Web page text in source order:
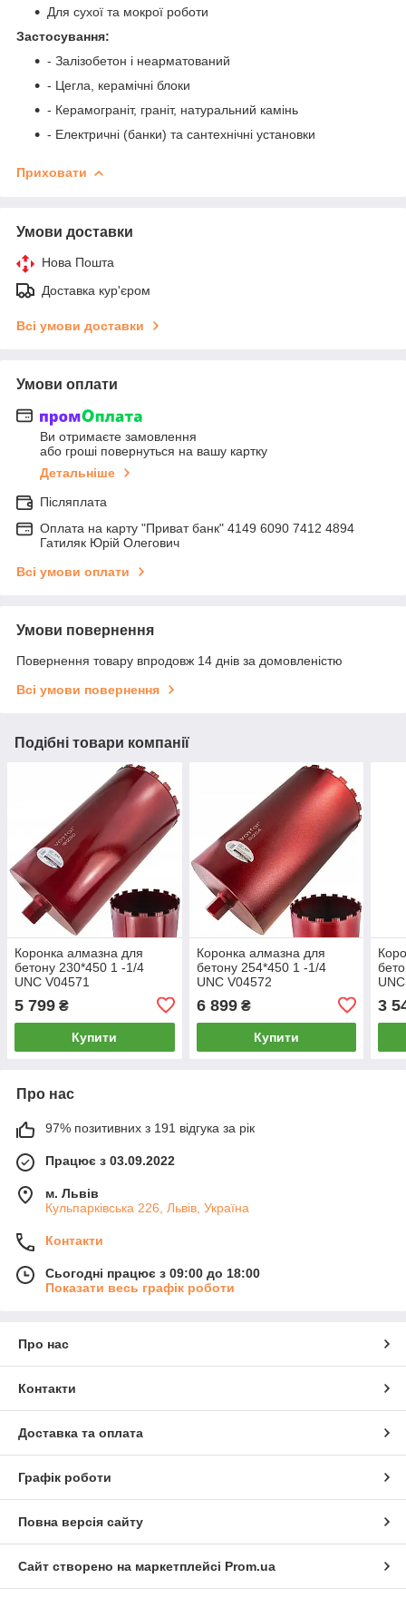
Для сухої та мокрої роботи
Застосування:
- Залізобетон і неарматований
- Цегла, керамічні блоки
- Керамограніт, граніт, натуральний камінь
- Електричні (банки) та сантехнічні установки
Приховати
Умови доставки
Нова Пошта
Доставка кур'єром
Всі умови доставки
Умови оплати
Ви отримаєте замовлення
або гроші повернуться на вашу картку
Детальніше
Післяплата
Оплата на карту "Приват банк" 4149 6090 7412 4894
Гатиляк Юрій Олегович
Всі умови оплати
Умови повернення
Повернення товару впродовж 14 днів за домовленістю
Всі умови повернення
Подібні товари компанії
Коронка алмазна для
бетону 230*450 1 -1/4
UNC V04571
5 799 ₴
Купити
Коронка алмазна для
бетону 254*450 1 -1/4
UNC V04572
6 899₴
Купити
3
Про нас
97% позитивних з 191 відгука за рік
Працює з 03.09.2022
м. Львів
Кульпарківська 226, Львів, Україна
Контакти
Сьогодні працює з 09:00 до 18:00
Показати весь графік роботи
Про нас
Контакти
Доставка та оплата
Графік роботи
Повна версія сайту
Сайт створено на маркетплейсі Prom.ua